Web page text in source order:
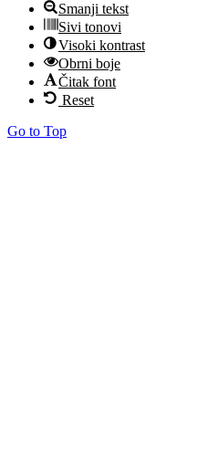
Smanji tekst
Sivi tonovi
Visoki kontrast
Obrni boje
Čitak font
Reset
Go to Top